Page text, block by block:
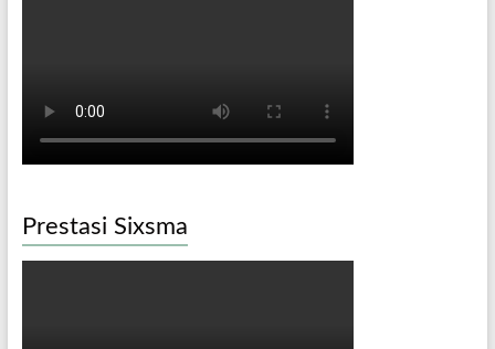
Prestasi Sixsma